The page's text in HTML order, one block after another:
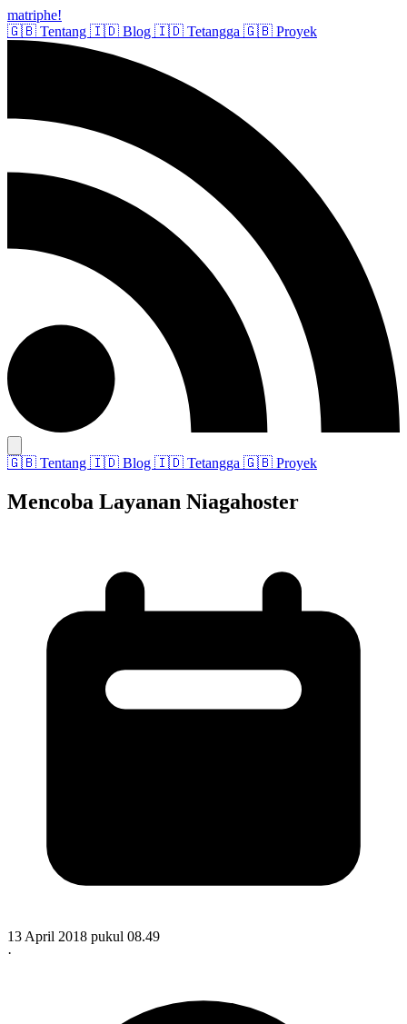
matriphe!
🇬🇧 Tentang 🇮🇩 Blog 🇮🇩 Tetangga 🇬🇧 Proyek
🇬🇧 Tentang 🇮🇩 Blog 🇮🇩 Tetangga 🇬🇧 Proyek
Mencoba Layanan Niagahoster
13 April 2018 pukul 08.49
·